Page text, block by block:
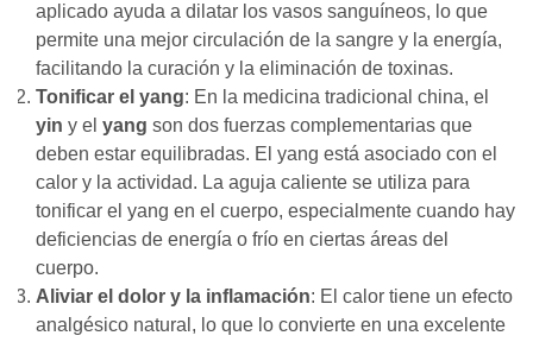
aplicado ayuda a dilatar los vasos sanguíneos, lo que
permite una mejor circulación de la sangre y la energía,
facilitando la curación y la eliminación de toxinas.
Tonificar el yang: En la medicina tradicional china, el
yin y el yang son dos fuerzas complementarias que
deben estar equilibradas. El yang está asociado con el
calor y la actividad. La aguja caliente se utiliza para
tonificar el yang en el cuerpo, especialmente cuando hay
deficiencias de energía o frío en ciertas áreas del
cuerpo.
Aliviar el dolor y la inflamación: El calor tiene un efecto
analgésico natural, lo que lo convierte en una excelente